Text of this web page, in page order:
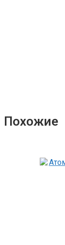
Похожие